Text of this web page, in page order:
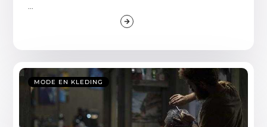
...
MODE EN KLEDING